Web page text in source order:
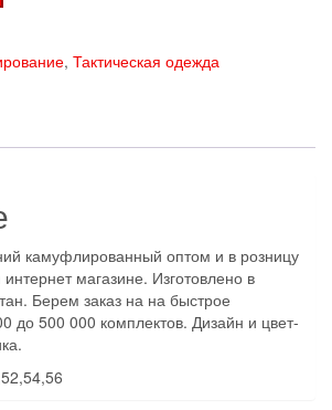
, Тактическая одежда
камуфлированный оптом и в розницу
магазине. Изготовлено в
Берем заказ на на быстрое
до 500 000 комплектов. Дизайн и цвет-